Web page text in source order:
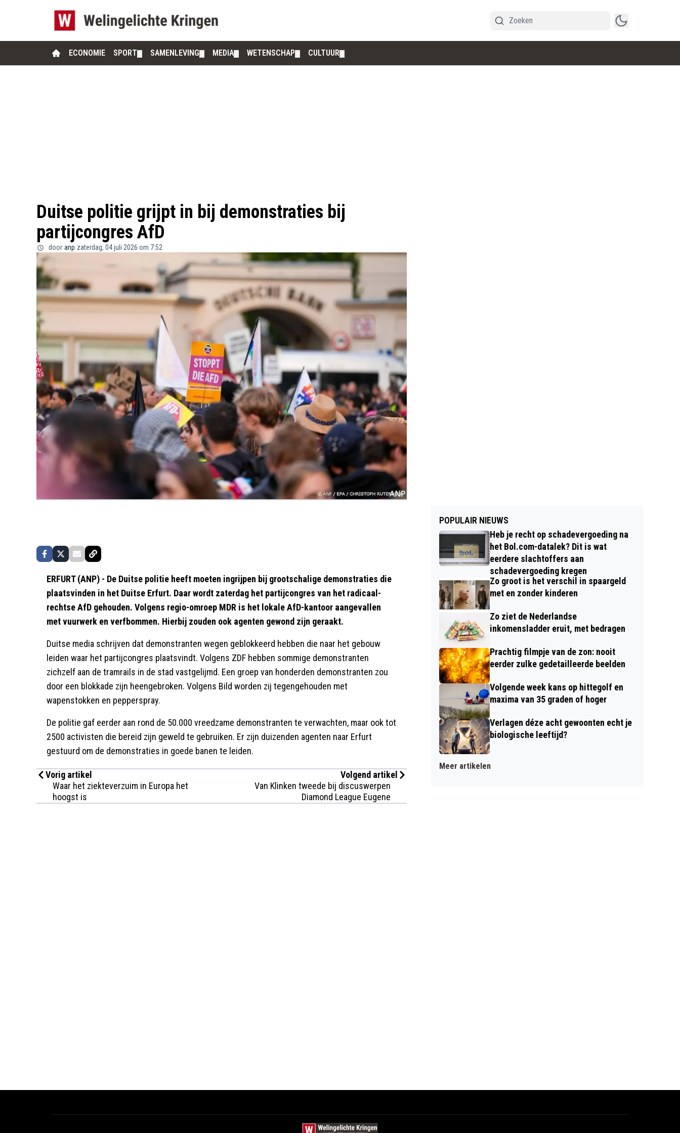
ECONOMIE SPORT SAMENLEVING MEDIA WETENSCHAP CULTUUR
Duitse politie grijpt in bij demonstraties bij
partijcongres AfD
door anp zaterdag, 04 juli 2026 om 7:52
ERFURT (ANP) - De Duitse politie heeft moeten ingrijpen bij grootschalige demonstraties die
plaatsvinden in het Duitse Erfurt. Daar wordt zaterdag het partijcongres van het radicaal-
rechtse AfD gehouden. Volgens regio-omroep MDR is het lokale AfD-kantoor aangevallen
met vuurwerk en verfbommen. Hierbij zouden ook agenten gewond zijn geraakt.
Duitse media schrijven dat demonstranten wegen geblokkeerd hebben die naar het gebouw
leiden waar het partijcongres plaatsvindt. Volgens ZDF hebben sommige demonstranten
zichzelf aan de tramrails in de stad vastgelijmd. Een groep van honderden demonstranten zou
door een blokkade zijn heengebroken. Volgens Bild worden zij tegengehouden met
wapenstokken en pepperspray.
De politie gaf eerder aan rond de 50.000 vreedzame demonstranten te verwachten, maar ook tot
2500 activisten die bereid zijn geweld te gebruiken. Er zijn duizenden agenten naar Erfurt
gestuurd om de demonstraties in goede banen te leiden.
Vorig artikel
Waar het ziekteverzuim in Europa het
hoogst is
Volgend artikel
Van Klinken tweede bij discuswerpen
Diamond League Eugene
POPULAIR NIEUWS
Heb je recht op schadevergoeding na
het Bol.com-datalek? Dit is wat
eerdere slachtoffers aan
schadevergoeding kregen
Zo groot is het verschil in spaargeld
met en zonder kinderen
Zo ziet de Nederlandse
inkomensladder eruit, met bedragen
Prachtig filmpje van de zon: nooit
eerder zulke gedetailleerde beelden
Volgende week kans op hittegolf en
maxima van 35 graden of hoger
Verlagen déze acht gewoonten echt je
biologische leeftijd?
Meer artikelen